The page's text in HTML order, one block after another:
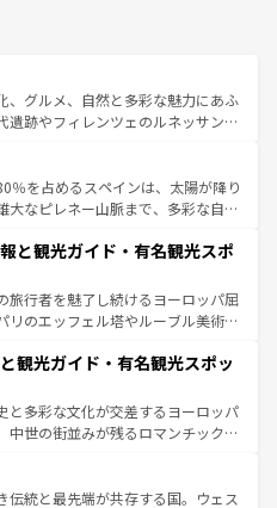
、グルメ、自然と多彩な魅力にあふ
遺跡やフィレンツェのルネッサンス
しい田園風景やアマルフィ海岸の絶
逃せない。観光の合間には、本場の
品のイタリア料理を堪能することも
で、忘れられない旅をしてみよう！
報は
％を占めるスペインは、太陽が降り
大なピレネー山脈まで、多彩な自然
は、情熱的なフラメンコ、熱気あふ
しいタパスが生活の一部となってい
洗練された雰囲気や、バルセロナの
ら、地方では古代ローマ遺跡や中世
土や気候が異なるスペインはその個
てほしい。
と観光ガイド・有名観光スポ
旅行者を魅了し続けるヨーロッパ屈
リのエッフェル塔やルーブル美術館
っている。華麗な宮殿、歴史的な大
そして豊かな自然が、訪れる者を心
フランスは美食の国としても知ら
ネスコ無形文化遺産にも登録されて
ど、多彩な楽しみ方が可能だ。さ
にも魅力が溢れており、どの街角に
観光ガイド・有名観光スポッ
と多彩な文化が交差するヨーロッパ
中世の街並みが残るロマンチック街
こを歩いても飽きることがない。ベ
バイエルン州のアルプスの絶景、そ
伝統と最先端が共存する国。ウェス